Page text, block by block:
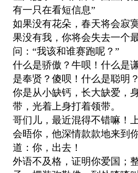
有一只在看短信息”
如果没有花朵，春天将会寂
果没有我，你将会失去一个
问：“我该和谁赛跑呢？”
什么是骄傲？牛呗！什么是
是奉贤？傻呗！什么是聪明
你是从小缺钙，长大缺爱，
带，光着上身打着领带。
哥们儿，最近混得不错嘛！
会晤你，他深情款款地来到
道：你，出去！
外语不及格，证明你爱国；